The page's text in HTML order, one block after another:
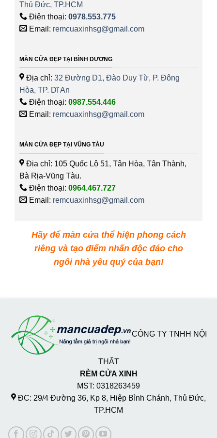
Thủ Đức, TP.HCM
Điện thoại: 0978.553.775
Email: remcuaxinhsg@gmail.com
MÀN CỬA ĐẸP TẠI BÌNH DƯƠNG
Địa chỉ: 32 Đường D1, Đào Duy Từ, P. Đông
Hòa, TP. Dĩ An
Điện thoại: 0987.554.446
Email: remcuaxinhsg@gmail.com
MÀN CỬA ĐẸP TẠI VŨNG TÀU
Địa chỉ: 105 Quốc Lộ 51, Tân Hòa, Tân Thành,
Bà Rịa-Vũng Tàu.
Điện thoại: 0964.467.727
Email: remcuaxinhsg@gmail.com
Hãy để màn cửa thể hiện phong cách
riêng và tạo điểm nhấn độc đáo cho
ngôi nhà yêu quý của bạn!
CÔNG TY TNHH NỘI
THẤT
RÈM CỬA XINH
MST: 0318263459
ĐC: 29/4 Đường 36, Kp 8, Hiệp Bình Chánh, Thủ Đức,
TP.HCM